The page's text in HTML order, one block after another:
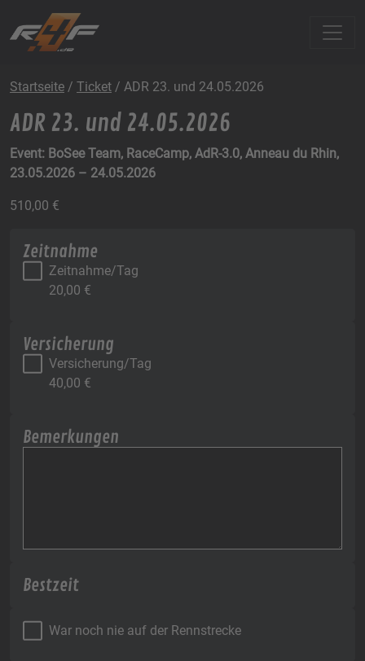
Startseite / Ticket / ADR 23. und 24.05.2026
ADR 23. und 24.05.2026
Event: BoSee Team, RaceCamp, AdR-3.0, Anneau du Rhin,
23.05.2026 – 24.05.2026
510,00 €
Zeitnahme
Zeitnahme/Tag
20,00 €
Versicherung
Versicherung/Tag
40,00 €
Bemerkungen
Bestzeit
War noch nie auf der Rennstrecke